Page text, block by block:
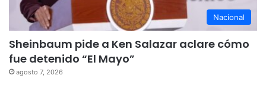
Nacional
Sheinbaum pide a Ken Salazar aclare cómo
fue detenido “El Mayo”
agosto 7, 2026